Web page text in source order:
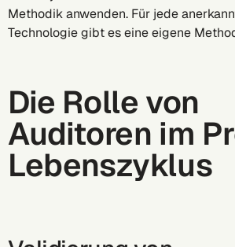
Methodik anwenden. Für jede
Technologie gibt es eine eigene
Die Rolle von
Auditoren im
Lebenszyklus